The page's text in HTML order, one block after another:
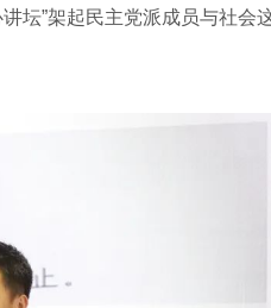
坛”架起民主党派成员与社会